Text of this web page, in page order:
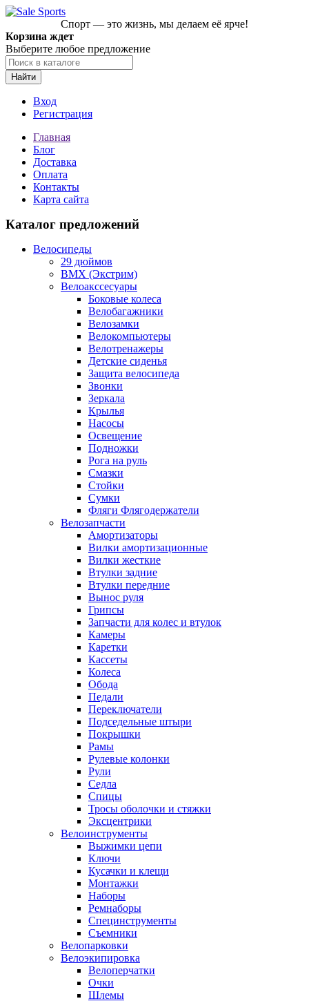
Спорт — это жизнь, мы делаем её ярче!
Корзина ждет
Выберите любое предложение
Найти
Вход
Регистрация
Главная
Блог
Доставка
Оплата
Контакты
Карта сайта
Каталог предложений
Велосипеды
29 дюймов
BMX (Экстрим)
Велоакссесуары
Боковые колеса
Велобагажники
Велозамки
Велокомпьютеры
Велотренажеры
Детские сиденья
Защита велосипеда
Звонки
Зеркала
Крылья
Насосы
Освещение
Подножки
Рога на руль
Смазки
Стойки
Сумки
Фляги Флягодержатели
Велозапчасти
Амортизаторы
Вилки амортизационные
Вилки жесткие
Втулки задние
Втулки передние
Вынос руля
Грипсы
Запчасти для колес и втулок
Камеры
Каретки
Кассеты
Колеса
Обода
Педали
Переключатели
Подседельные штыри
Покрышки
Рамы
Рулевые колонки
Рули
Седла
Спицы
Тросы оболочки и стяжки
Эксцентрики
Велоинструменты
Выжимки цепи
Ключи
Кусачки и клещи
Монтажки
Наборы
Ремнаборы
Специнструменты
Съемники
Велопарковки
Велоэкипировка
Велоперчатки
Очки
Шлемы